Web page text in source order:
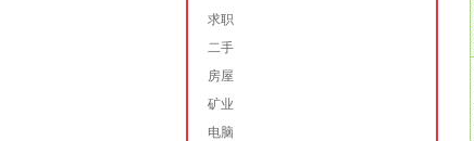
求职
二手
房屋
矿业
电脑